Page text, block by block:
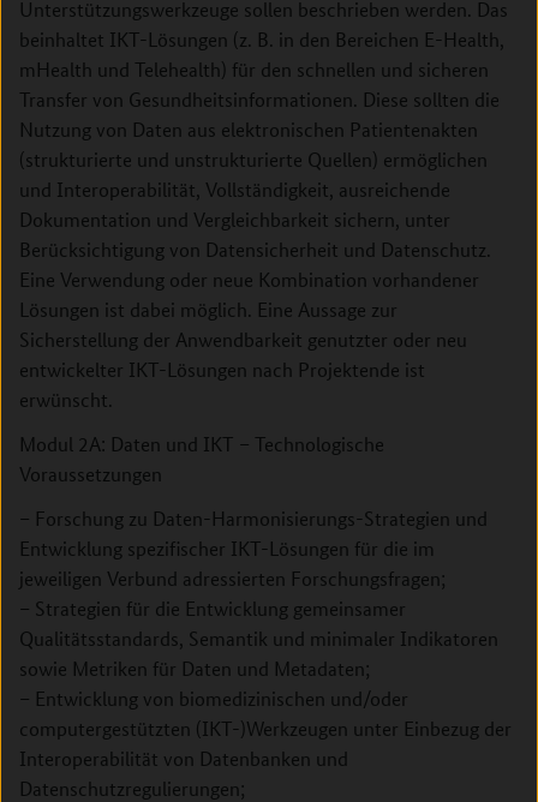
Unterstützungswerkzeuge sollen beschrieben werden. Das
beinhaltet IKT-Lösungen (z. B. in den Bereichen E-Health,
mHealth und Telehealth) für den schnellen und sicheren
Transfer von Gesundheitsinformationen. Diese sollten die
Nutzung von Daten aus elektronischen Patientenakten
(strukturierte und unstrukturierte Quellen) ermöglichen
und Interoperabilität, Vollständigkeit, ausreichende
Dokumentation und Vergleichbarkeit sichern, unter
Berücksichtigung von Datensicherheit und Datenschutz.
Eine Verwendung oder neue Kombination vorhandener
Lösungen ist dabei möglich. Eine ­Aussage zur
Sicherstellung der Anwendbarkeit genutzter oder neu
entwickelter IKT-Lösungen nach Projektende ist
erwünscht.
Modul 2A: Daten und IKT – Technologische
Voraussetzungen
– Forschung zu Daten-Harmonisierungs-Strategien und
Entwicklung spezifischer IKT-Lösungen für die im
jeweiligen Verbund adressierten Forschungsfragen;
– Strategien für die Entwicklung gemeinsamer
Qualitätsstandards, Semantik und minimaler Indikatoren
sowie Metriken für Daten und Metadaten;
– Entwicklung von biomedizinischen und/oder
computergestützten (IKT-)Werkzeugen unter Einbezug der
Interoperabilität von Datenbanken und
Datenschutzregulierungen;